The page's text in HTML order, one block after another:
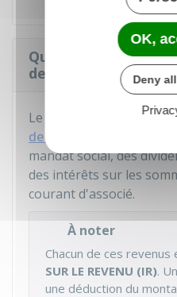
Quel est le régime
de SARL ?
Le gérant de SARL peut
de revenus
mandat social, des
des intérêts sur les
courant d'associé.
À noter
Chacun de ces revenus
SUR LE REVENU (IR). Un
une déduction du
OK,
Deny